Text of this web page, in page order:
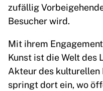
zufällig
Besucher wird.
Mit ihrem
Kunst ist die Welt des
Akteur des kulturellen
springt dort ein, wo